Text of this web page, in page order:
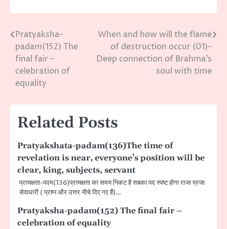
Post
navigation
Pratyaksha-
padam(152) The
final fair –
celebration of
equality
When and how will the flame
of destruction occur (01)-
Deep connection of Brahma’s
soul with time
Related Posts
Pratyakshata-padam(136)The time of
revelation is near, everyone’s position will be
clear, king, subjects, servant
प्रत्यक्षता-पदम(136)प्रत्यक्षता का समय निकट है सबका पद स्पष्ट होगा राजा प्रजा
सेवाधारी ( प्रश्न और उत्तर नीचे दिए गए हैं)…
Pratyaksha-padam(152) The final fair –
celebration of equality